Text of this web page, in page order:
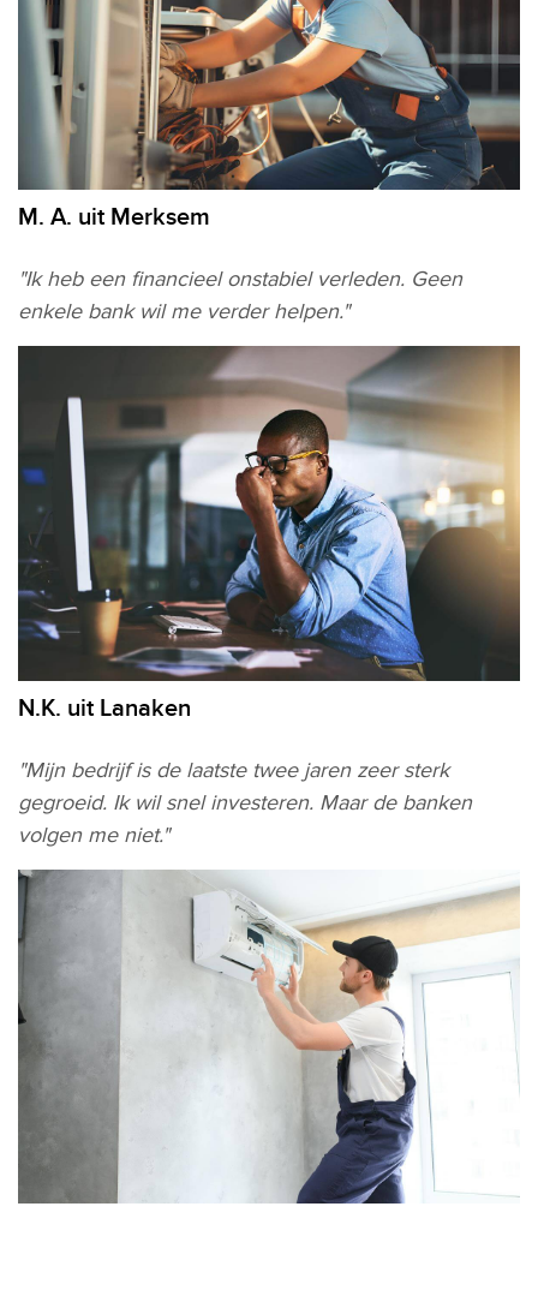
M. A. uit Merksem
"Ik heb een financieel onstabiel verleden. Geen
enkele bank wil me verder helpen."
N.K. uit Lanaken
"Mijn bedrijf is de laatste twee jaren zeer sterk
gegroeid. Ik wil snel investeren. Maar de banken
volgen me niet."